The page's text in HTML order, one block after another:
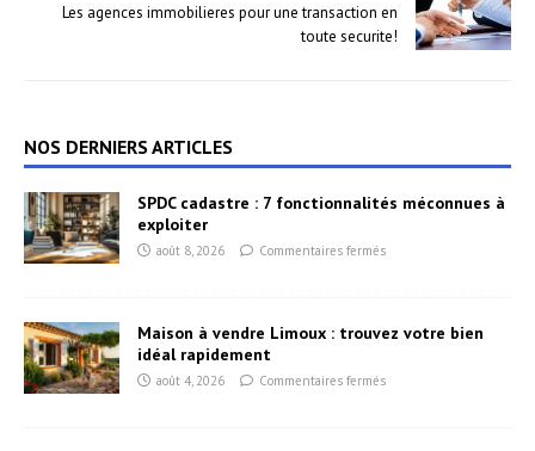
Les agences immobilieres pour une transaction en
toute securite!
NOS DERNIERS ARTICLES
SPDC cadastre : 7 fonctionnalités méconnues à
exploiter
août 8, 2026 Commentaires fermés
Maison à vendre Limoux : trouvez votre bien
idéal rapidement
août 4, 2026 Commentaires fermés